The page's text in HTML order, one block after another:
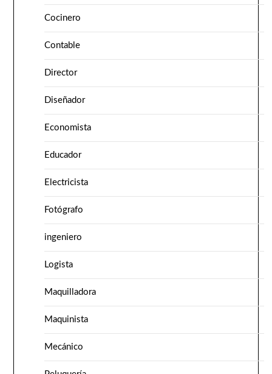
Cocinero
Contable
Director
Diseñador
Economista
Educador
Electricista
Fotógrafo
ingeniero
Logista
Maquilladora
Maquinista
Mecánico